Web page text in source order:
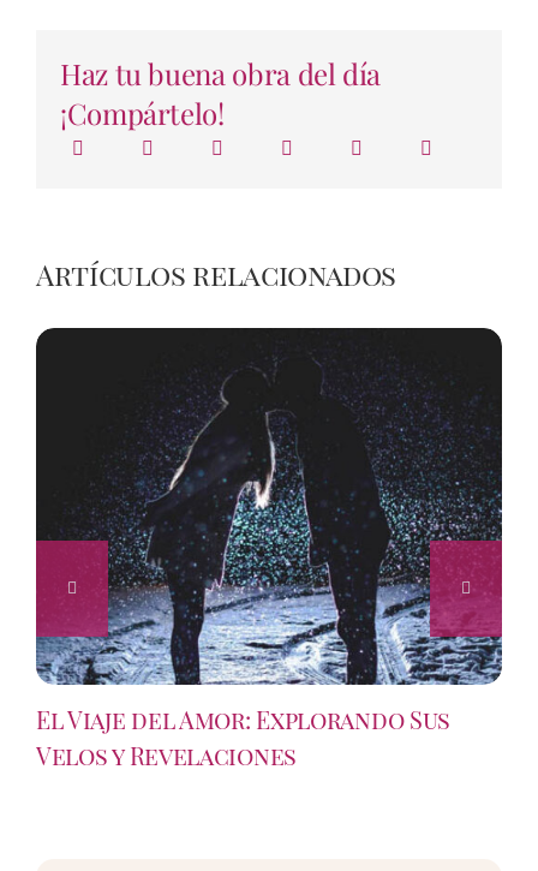
Haz tu buena obra del día
¡Compártelo!
Artículos relacionados
El Viaje del Amor: Explorando Sus
Velos y Revelaciones